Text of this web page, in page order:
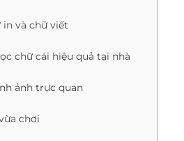
và chữ viết
chữ cái hiệu quả tại nhà
ảnh trực quan
chơi